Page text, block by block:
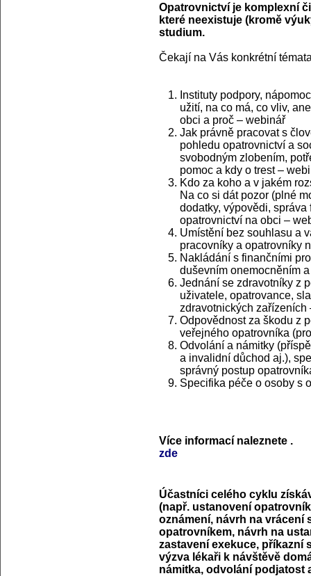
Opatrovnictví je komplexní
které neexistuje (kromě
studium.
Čekají na Vás konkrétní
Instituty podpory,
užití, na co má, co vliv,
obci a proč – webinář
Jak právně pracovat s
pohledu opatrovnictví a
svobodným zlobením,
pomoc a kdy o trest –
Kdo za koho a v jakém
Na co si dát pozor (plné
dodatky, výpovědi,
opatrovnictví na obci –
Umístění bez souhlasu a
pracovníky a opatrovníky
Nakládání s finančními
duševním onemocněním
Jednání se zdravotníky z
uživatele, opatrovance,
zdravotnických zařízeních
Odpovědnost za škodu z
veřejného opatrovníka
Odvolání a námitky
a invalidní důchod aj.),
správný postup
Specifika péče o osoby s
Více informací naleznete
zde
.
Účastníci celého cyklu
(např. ustanovení
oznámení, návrh na vrácení
opatrovníkem, návrh na
zastavení exekuce, příkazní
výzva lékaři k návštěvě
námitka, odvolání podjatost